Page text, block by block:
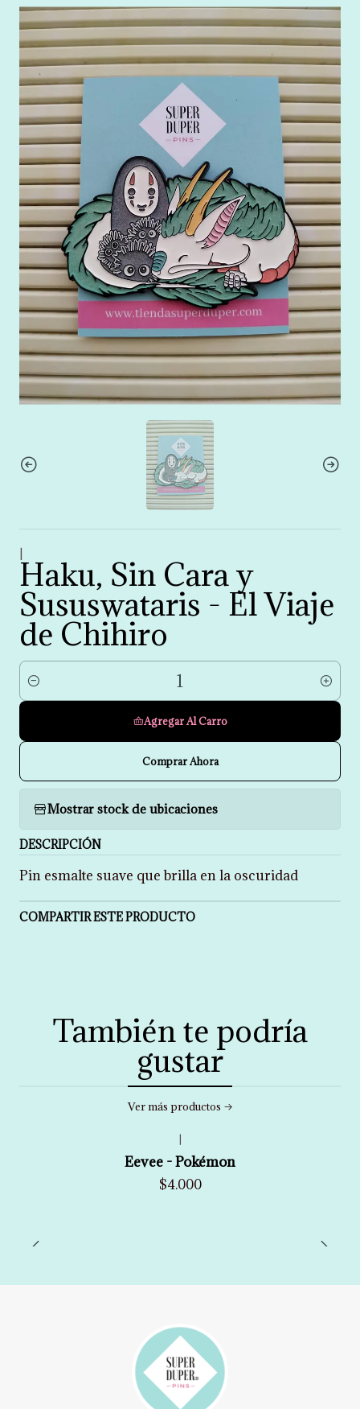
Haku, Sin Cara y
Sususwataris - El Viaje
de Chihiro
Cantidad
Agregar Al Carro
Comprar Ahora
Mostrar stock de ubicaciones
DESCRIPCIÓN
Pin esmalte suave que brilla en la oscuridad
COMPARTIR ESTE PRODUCTO
También te podría
gustar
Ver más productos
Eevee - Pokémon
$4.000